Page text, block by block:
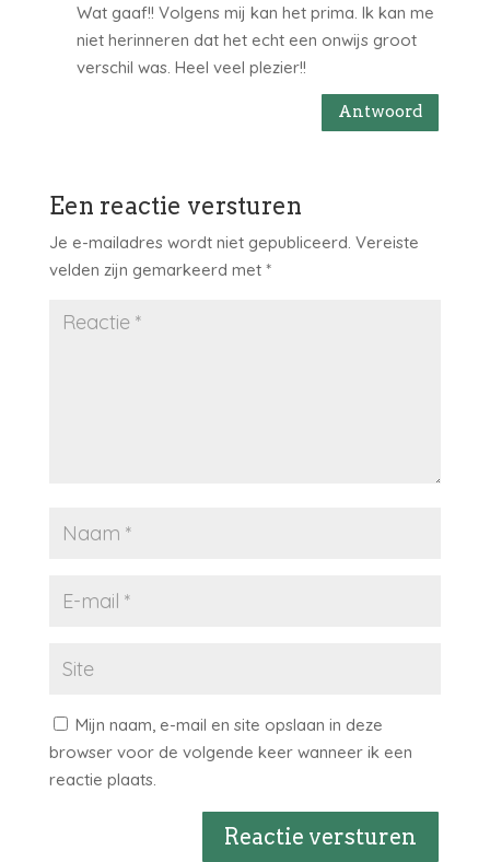
Wat gaaf!! Volgens mij kan het prima. Ik kan me
niet herinneren dat het echt een onwijs groot
verschil was. Heel veel plezier!!
Antwoord
Een reactie versturen
Je e-mailadres wordt niet gepubliceerd. Vereiste
velden zijn gemarkeerd met *
Mijn naam, e-mail en site opslaan in deze
browser voor de volgende keer wanneer ik een
reactie plaats.
Reactie versturen